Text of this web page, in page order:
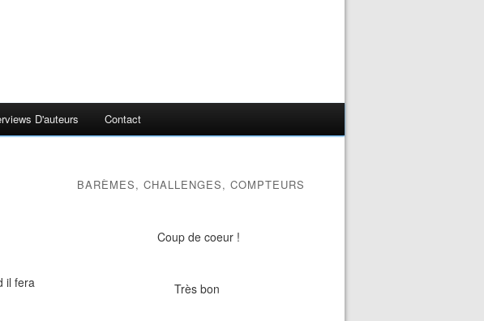
D'auteurs Contact
il fera
BARÈMES, CHALLENGES, COMPTEURS
Coup de coeur !
Très bon